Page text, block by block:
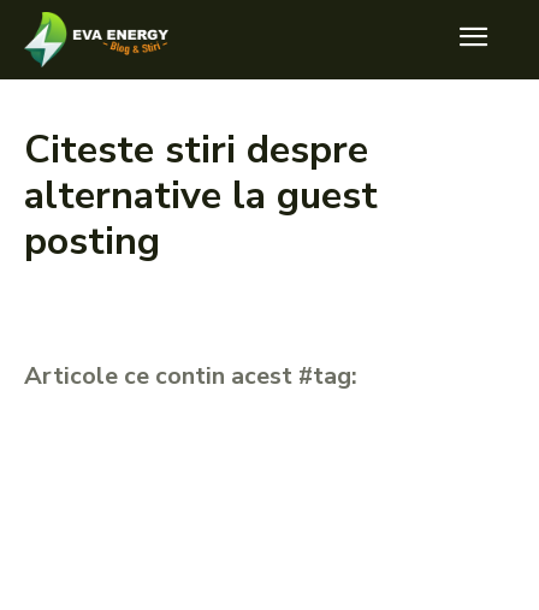
Citeste stiri despre
alternative la guest
posting
Articole ce contin acest #tag: